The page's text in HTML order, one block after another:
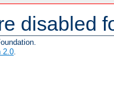
disabled
2.0